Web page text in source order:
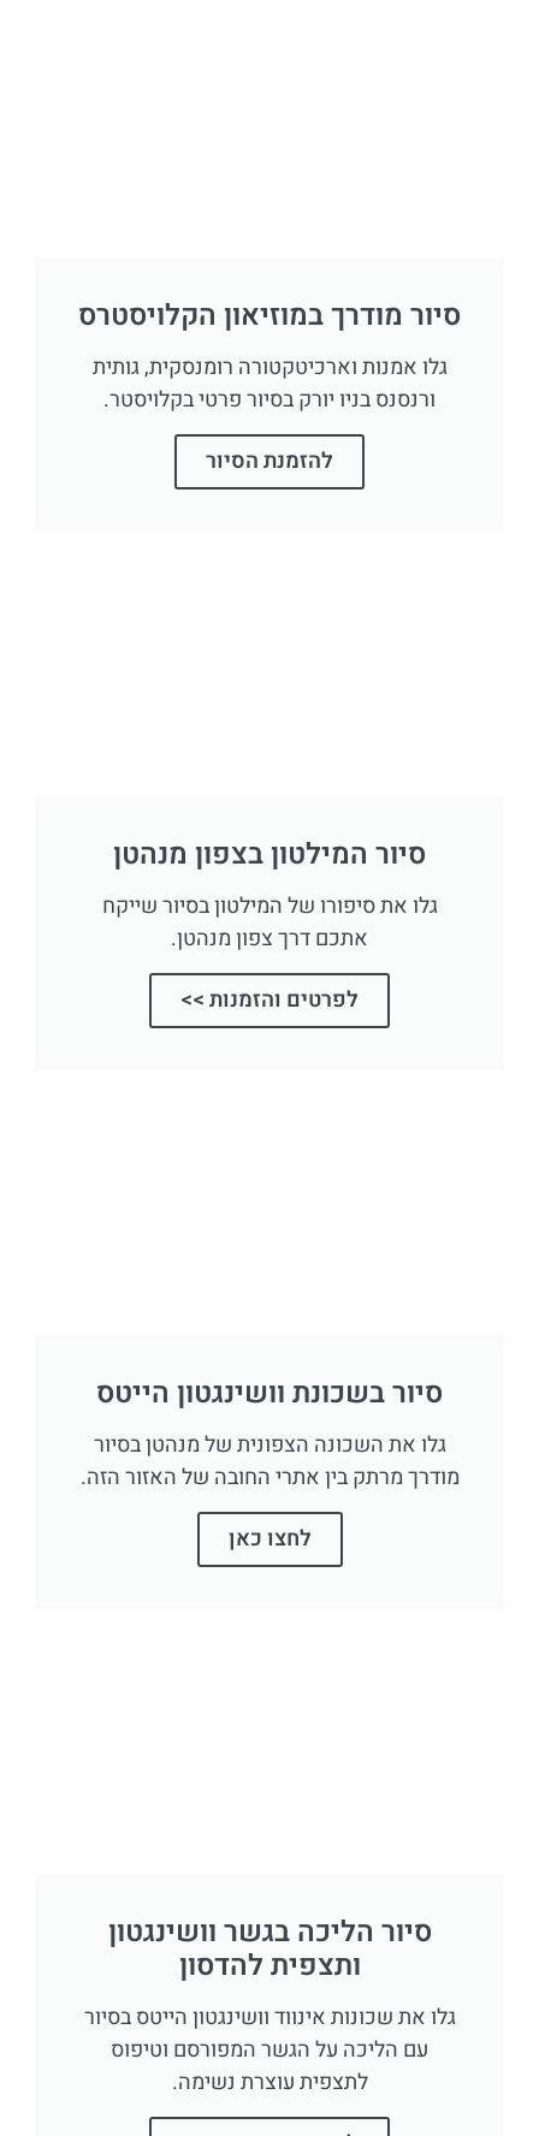
סיור מודרך במוזיאון הקלויסטרס
גלו אמנות וארכיטקטורה רומנסקית, גותית
ורנסנס בניו יורק בסיור פרטי בקלויסטר.
להזמנת הסיור
סיור המילטון בצפון מנהטן
גלו את סיפורו של המילטון בסיור שייקח
אתכם דרך צפון מנהטן.
לפרטים והזמנות >>
סיור בשכונת וושינגטון הייטס
גלו את השכונה הצפונית של מנהטן בסיור
מודרך מרתק בין אתרי החובה של האזור הזה.
לחצו כאן
סיור הליכה בגשר וושינגטון
ותצפית להדסון
גלו את שכונות אינווד וושינגטון הייטס בסיור
עם הליכה על הגשר המפורסם וטיפוס
לתצפית עוצרת נשימה.